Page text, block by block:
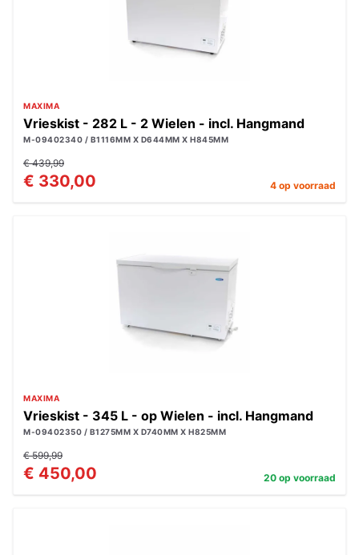
MAXIMA
Vrieskist - 282 L - 2 Wielen - incl. Hangmand
M-09402340 / B1116MM X D644MM X H845MM
€ 439,99
€ 330,00 4 op voorraad
MAXIMA
Vrieskist - 345 L - op Wielen - incl. Hangmand
M-09402350 / B1275MM X D740MM X H825MM
€ 599,99
€ 450,00 20 op voorraad